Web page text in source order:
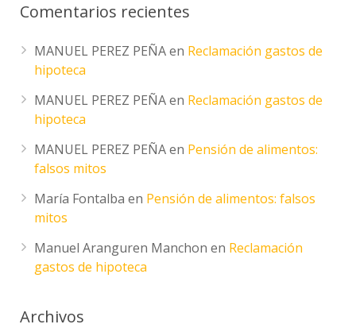
Comentarios recientes
MANUEL PEREZ PEÑAen Reclamación gastos de
hipoteca
MANUEL PEREZ PEÑAen Reclamación gastos de
hipoteca
MANUEL PEREZ PEÑAen Pensión de alimentos:
falsos mitos
María Fontalba en Pensión de alimentos: falsos
mitos
Manuel Aranguren Manchon en Reclamación
gastos de hipoteca
Archivos